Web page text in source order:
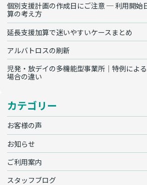
個別支援計画の作成日にご注意 ─ 利用開始
算の考え方
延長支援加算で迷いやすいケースまとめ
アルバトロスの刷新
児発・放デイの多機能型事業所｜特例によ
場合の違い
カテゴリー
お客様の声
お知らせ
ご利用案内
スタッフブログ